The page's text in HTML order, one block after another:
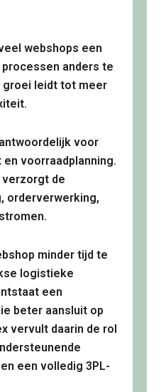
webshops een
anders te
groei leidt tot meer
voor
voorraadplanning.
de
orderverwerking,
minder tijd te
logistieke
een
beter aansluit op
vervult daarin de rol
een volledig 3PL-